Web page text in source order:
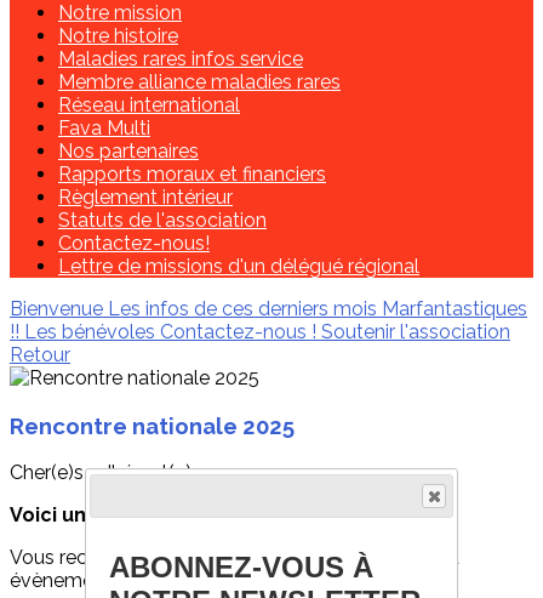
Notre mission
Notre histoire
Maladies rares infos service
Membre alliance maladies rares
Réseau international
Fava Multi
Nos partenaires
Rapports moraux et financiers
Règlement intérieur
Statuts de l'association
Contactez-nous!
Lettre de missions d'un délégué régional
Bienvenue Les infos de ces derniers mois Marfantastiques
!! Les bénévoles Contactez-nous ! Soutenir l'association
Retour
Rencontre nationale 2025
Cher(e)s adhérent(e)s,
Voici une grande nouvelle!
Vous recevrez bientôt une invitation pour un grand
évènement.ABONNEZ-VOUS À